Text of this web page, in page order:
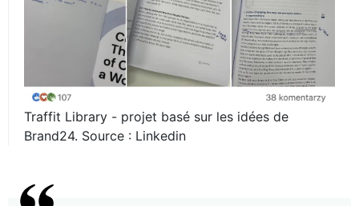
Traffit Library - projet basé sur les idées de
Brand24. Source : Linkedin